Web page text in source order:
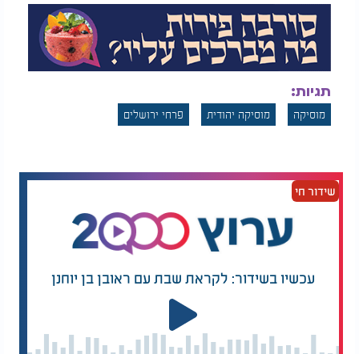
תגיות:
מוסיקה מוסיקה יהודית פרחי ירושלים
שידור חי
עכשיו בשידור: לקראת שבת עם ראובן בן יוחנן